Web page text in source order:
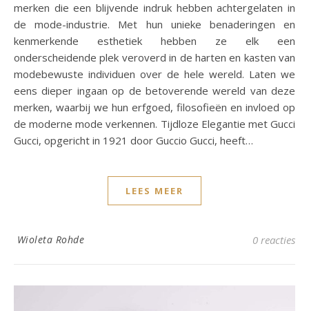
merken die een blijvende indruk hebben achtergelaten in
de mode-industrie. Met hun unieke benaderingen en
kenmerkende esthetiek hebben ze elk een
onderscheidende plek veroverd in de harten en kasten van
modebewuste individuen over de hele wereld. Laten we
eens dieper ingaan op de betoverende wereld van deze
merken, waarbij we hun erfgoed, filosofieën en invloed op
de moderne mode verkennen. Tijdloze Elegantie met Gucci
Gucci, opgericht in 1921 door Guccio Gucci, heeft…
LEES MEER
Wioleta Rohde 0 reacties